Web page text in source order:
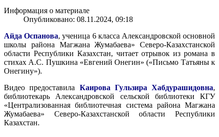
Информация о материале
Опубликовано: 08.11.2024, 09:18
Айда Оспанова, ученица 6 класса Александровской основной
школы района Магжана Жумабаева» Северо-Казахстанской
области Республики Казахстан, читает отрывок из романа в
стихах А.С. Пушкина «Евгений Онегин» («Письмо Татьяны к
Онегину»).
Видео предоставила Каирова Гульзира Хабдурашидовна,
библиотекарь Александровской сельской библиотеки КГУ
«Централизованная библиотечная система района Магжана
Жумабаева» Северо-Казахстанской области Республики
Казахстан.